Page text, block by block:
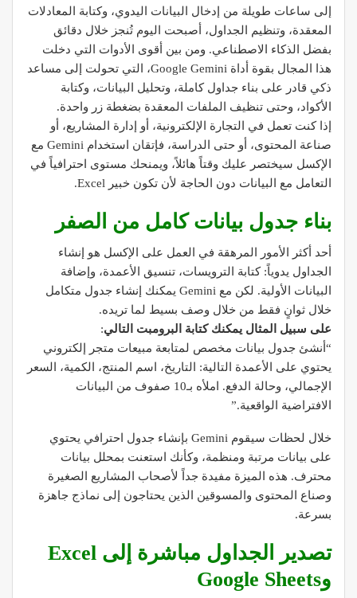
إلى ساعات طويلة من إدخال البيانات اليدوي، وكتابة المعادلات
المعقدة، وتنظيم الجداول، أصبحت اليوم تُنجز خلال دقائق
بفضل الذكاء الاصطناعي. ومن بين أقوى الأدوات التي دخلت
هذا المجال بقوة أداة Google Gemini، التي تحولت إلى مساعد
ذكي قادر على بناء جداول كاملة، وتحليل البيانات، وكتابة
الأكواد، وحتى تنظيف الملفات المعقدة بضغطة زر واحدة.
إذا كنت تعمل في التجارة الإلكترونية، أو إدارة المشاريع، أو
صناعة المحتوى، أو حتى الدراسة، فإتقان استخدام Gemini مع
الإكسل سيختصر عليك وقتاً هائلاً، ويمنحك مستوى احترافياً في
التعامل مع البيانات دون الحاجة لأن تكون خبير Excel.
بناء جدول بيانات كامل من الصفر
أحد أكثر الأمور المرهقة في العمل على الإكسل هو إنشاء
الجداول يدوياً: كتابة الترويسات، تنسيق الأعمدة، وإضافة
البيانات الأولية. لكن مع Gemini يمكنك إنشاء جدول متكامل
خلال ثوانٍ فقط من خلال وصف بسيط لما تريده.
على سبيل المثال يمكنك كتابة البرومبت التالي:
“أنشئ جدول بيانات مخصص لمتابعة مبيعات متجر إلكتروني
يحتوي على الأعمدة التالية: التاريخ، اسم المنتج، الكمية، السعر
الإجمالي، وحالة الدفع. املأه بـ10 صفوف من البيانات
الافتراضية الواقعية.”
خلال لحظات سيقوم Gemini بإنشاء جدول احترافي يحتوي
على بيانات مرتبة ومنظمة، وكأنك استعنت بمحلل بيانات
محترف. هذه الميزة مفيدة جداً لأصحاب المشاريع الصغيرة
وصناع المحتوى والمسوقين الذين يحتاجون إلى نماذج جاهزة
بسرعة.
تصدير الجداول مباشرة إلى Excel
وGoogle Sheets